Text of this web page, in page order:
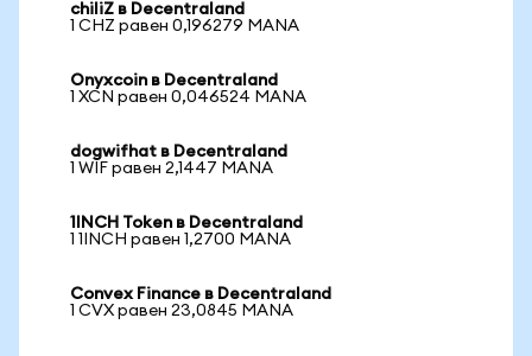
chiliZ в Decentraland
1 CHZ равен 0,196279 MANA
Onyxcoin в Decentraland
1 XCN равен 0,046524 MANA
dogwifhat в Decentraland
1 WIF равен 2,1447 MANA
1INCH Token в Decentraland
1 1INCH равен 1,2700 MANA
Convex Finance в Decentraland
1 CVX равен 23,0845 MANA